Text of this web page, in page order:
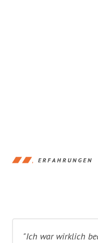
ERFAHRUNGEN
"Ich war wirklich